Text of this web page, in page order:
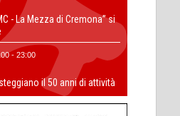
- La Mezza di Cremona” si
- 23:00
il 50 anni di attività